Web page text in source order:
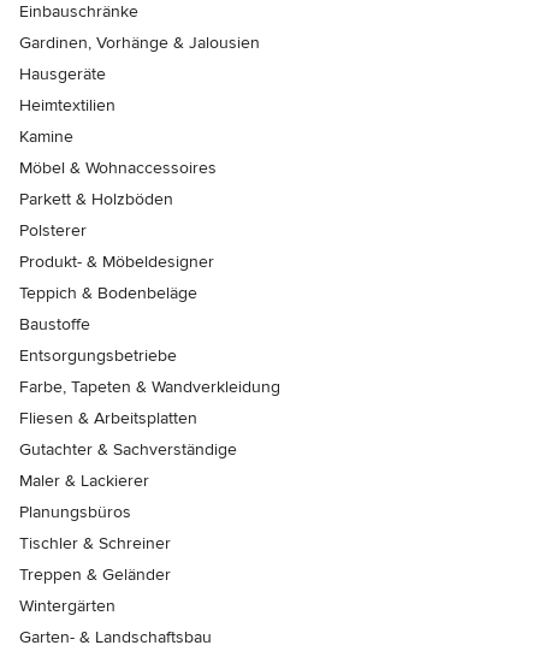
Einbauschränke
Gardinen, Vorhänge & Jalousien
Hausgeräte
Heimtextilien
Kamine
Möbel & Wohnaccessoires
Parkett & Holzböden
Polsterer
Produkt- & Möbeldesigner
Teppich & Bodenbeläge
Baustoffe
Entsorgungsbetriebe
Farbe, Tapeten & Wandverkleidung
Fliesen & Arbeitsplatten
Gutachter & Sachverständige
Maler & Lackierer
Planungsbüros
Tischler & Schreiner
Treppen & Geländer
Wintergärten
Garten- & Landschaftsbau